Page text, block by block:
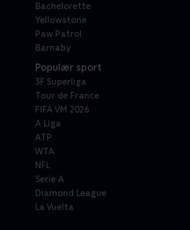
Bachelorette
Yellowstone
Paw Patrol
Barnaby
Populær sport
3F Superliga
Tour de France
FIFA VM 2026
A Liga
ATP
WTA
NFL
Serie A
Diamond League
La Vuelta